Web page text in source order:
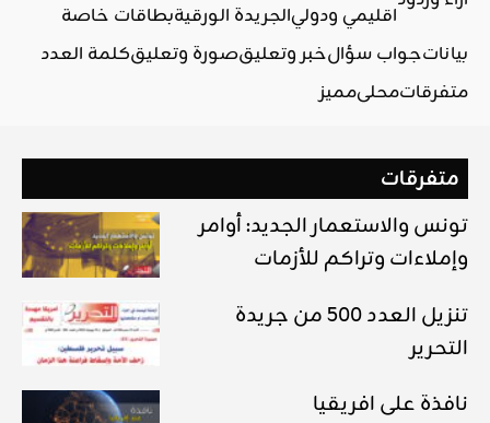
اقليمي ودوليالجريدة الورقيةبطاقات خاصة
بياناتجواب سؤالخبر وتعليقصورة وتعليقكلمة العدد
متفرقاتمحليمميز
متفرقات
تونس والاستعمار الجديد: أوامر
وإملاءات وتراكم للأزمات
تنزيل العدد 500 من جريدة
التحرير
نافذة على افريقيا